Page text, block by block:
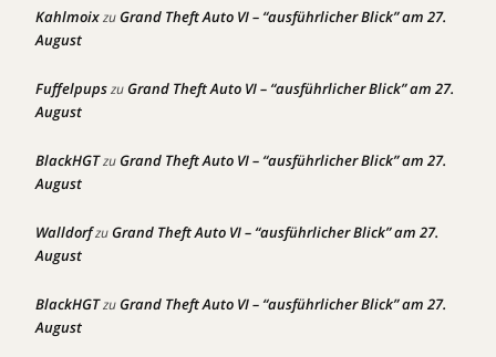
KahlmoixzuGrand Theft Auto VI – “ausführlicher Blick” am 27.
August
FuffelpupszuGrand Theft Auto VI – “ausführlicher Blick” am 27.
August
BlackHGTzuGrand Theft Auto VI – “ausführlicher Blick” am 27.
August
WalldorfzuGrand Theft Auto VI – “ausführlicher Blick” am 27.
August
BlackHGTzuGrand Theft Auto VI – “ausführlicher Blick” am 27.
August